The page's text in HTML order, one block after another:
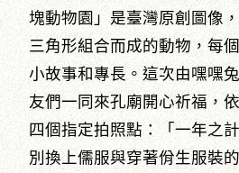
塊動物園」是臺灣原創圖像
三角形組合而成的動物，每
小故事和專長。這次由嘿嘿
友們一同來孔廟開心祈福，
四個指定拍照點：「一年之
別換上儒服與穿著佾生服裝